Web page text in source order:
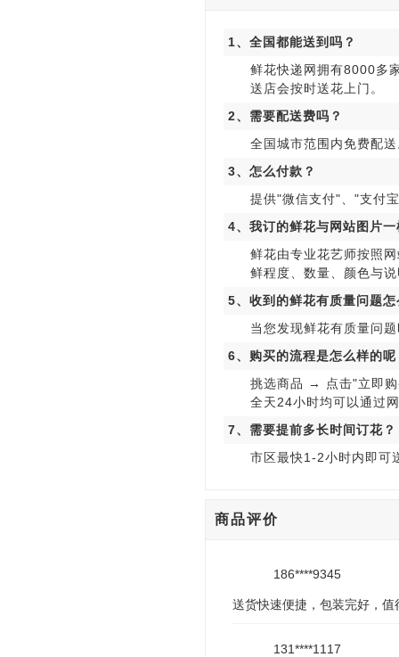
1、全国都能送到吗？
鲜花快递网拥有8000多
送店会按时送花上门。
2、需要配送费吗？
全国城市范围内免费配
3、怎么付款？
提供"微信支付"、"支付
4、我订的鲜花与网站图片
鲜花由专业花艺师按照
鲜程度、数量、颜色与
5、收到的鲜花有质量问题
当您发现鲜花有质量问
6、购买的流程是怎么样的呢
挑选商品 → 点击"立即
全天24小时均可以通过
7、需要提前多长时间订花？
市区最快1-2小时内即可
商品评价
186****9345
送货快速便捷，包装完好，值
131****1117